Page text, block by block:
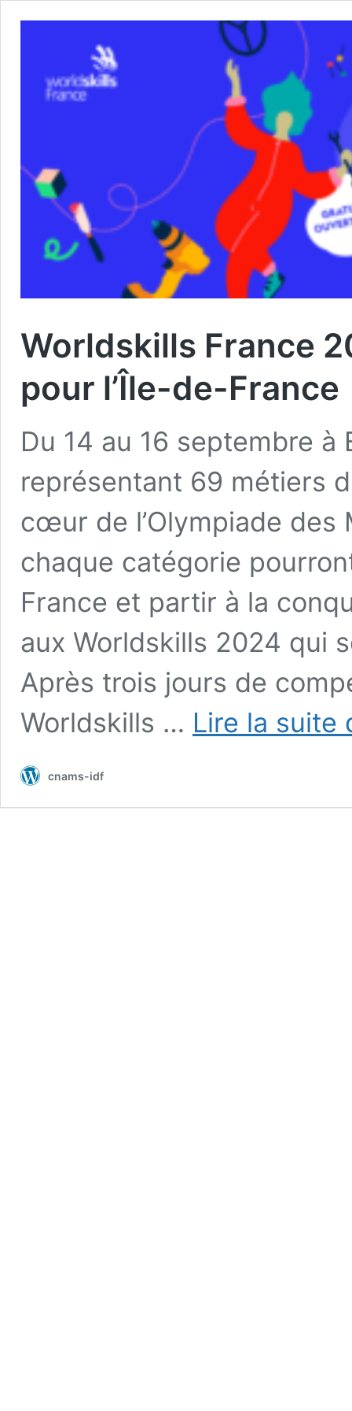
Worldskills France
pour l’Île-de-France
Du 14 au 16 septembre
représentant 69 métiers
cœur de l’Olympiade des
chaque catégorie
France et partir à la
aux Worldskills 2024 qui
Après trois jours de
Worldskills … Lire la suite
cnams-idf